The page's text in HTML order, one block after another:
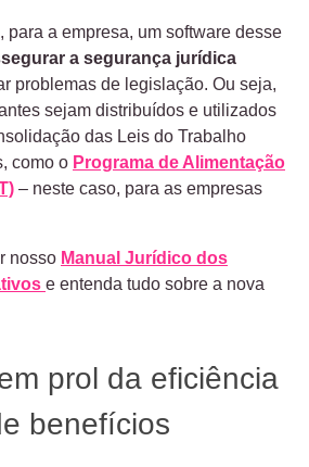
para a empresa, um software desse
a segurança jurídica
problemas de legislação. Ou seja,
sejam distribuídos e utilizados
das Leis do Trabalho
como o Programa de Alimentação
– neste caso, para as empresas
nosso Manual Jurídico dos
e entenda tudo sobre a nova
prol da eficiência
benefícios